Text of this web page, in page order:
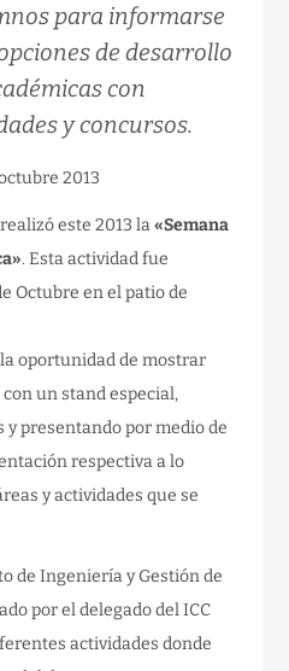
para informarse
de desarrollo
con
y concursos.
2013
este 2013 la«Semana
. Esta actividad fue
Octubre en el patio de
oportunidad de mostrar
un stand especial,
presentando por medio de
respectiva a lo
y actividades que se
de Ingeniería y Gestión de
por el delegado del ICC
actividades donde